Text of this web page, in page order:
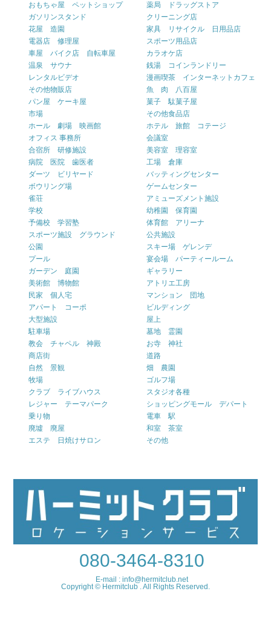
おもちゃ屋 ペットショップ
薬局 ドラッグストア
ガソリンスタンド
クリーニング店
花屋 造園
家具 リサイクル 日用品店
電器店 修理屋
スポーツ用品店
車屋 バイク店 自転車屋
カラオケ店
温泉 サウナ
銭湯 コインランドリー
レンタルビデオ
漫画喫茶 インターネットカフェ
その他物販店
魚 肉 八百屋
パン屋 ケーキ屋
菓子 駄菓子屋
市場
その他食品店
ホール 劇場 映画館
ホテル 旅館 コテージ
オフィス 事務所
会議室
合宿所 研修施設
美容室 理容室
病院 医院 歯医者
工場 倉庫
ダーツ ビリヤード
バッティングセンター
ボウリング場
ゲームセンター
雀荘
アミューズメント施設
学校
幼稚園 保育園
予備校 学習塾
体育館 アリーナ
スポーツ施設 グラウンド
公共施設
公園
スキー場 ゲレンデ
プール
宴会場 パーティールーム
ガーデン 庭園
ギャラリー
美術館 博物館
アトリエ工房
民家 個人宅
マンション 団地
アパート コーポ
ビルディング
大型施設
屋上
駐車場
墓地 霊園
教会 チャペル 神殿
お寺 神社
商店街
道路
自然 景観
畑 農園
牧場
ゴルフ場
クラブ ライブハウス
スタジオ各種
レジャー テーマパーク
ショッピングモール デパート
乗り物
電車 駅
廃墟 廃屋
和室 茶室
エステ 日焼けサロン
その他
080-3464-8310
E-mail : info@hermitclub.net
Copyright © Hermitclub . All Rights Reserved.